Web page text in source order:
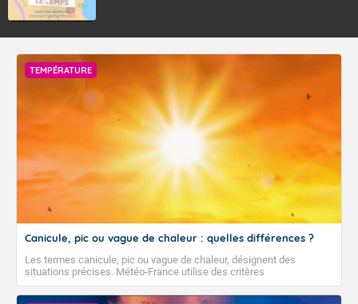
TEMPÉRATURE
Canicule, pic ou vague de chaleur : quelles différences ?
Les termes canicule, pic ou vague de chaleur, désignent des
situations précises. Météo-France utilise des critères
climatologiques pour évaluer et qualifier les épisodes de chaleur qui
peuvent avoir des impacts sanitaires et socio-économiques